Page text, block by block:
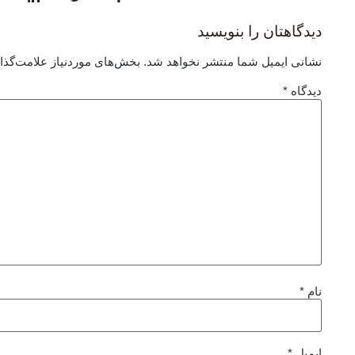
دیدگاهتان را بنویسید
نشانی ایمیل شما منتشر نخواهد شد. بخش‌های موردنیاز
دیدگاه *
نام *